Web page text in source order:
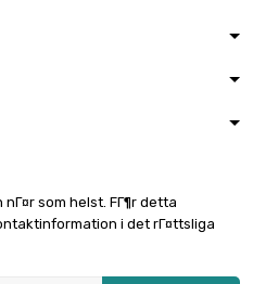
312,10 €som helst. FГ¶r detta
i det rГ¤ttsliga